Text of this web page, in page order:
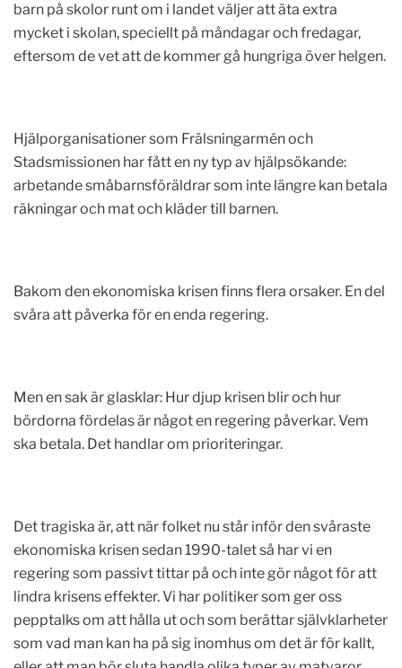
barn på skolor runt om i landet väljer att äta extra
mycket i skolan, speciellt på måndagar och fredagar,
eftersom de vet att de kommer gå hungriga över helgen.
Hjälporganisationer som Frälsningarmén och
Stadsmissionen har fått en ny typ av hjälpsökande:
arbetande småbarnsföräldrar som inte längre kan betala
räkningar och mat och kläder till barnen.
Bakom den ekonomiska krisen finns flera orsaker. En del
svåra att påverka för en enda regering.
Men en sak är glasklar: Hur djup krisen blir och hur
bördorna fördelas är något en regering påverkar. Vem
ska betala. Det handlar om prioriteringar.
Det tragiska är, att när folket nu står inför den svåraste
ekonomiska krisen sedan 1990-talet så har vi en
regering som passivt tittar på och inte gör något för att
lindra krisens effekter. Vi har politiker som ger oss
pepptalks om att hålla ut och som berättar självklarheter
som vad man kan ha på sig inomhus om det är för kallt,